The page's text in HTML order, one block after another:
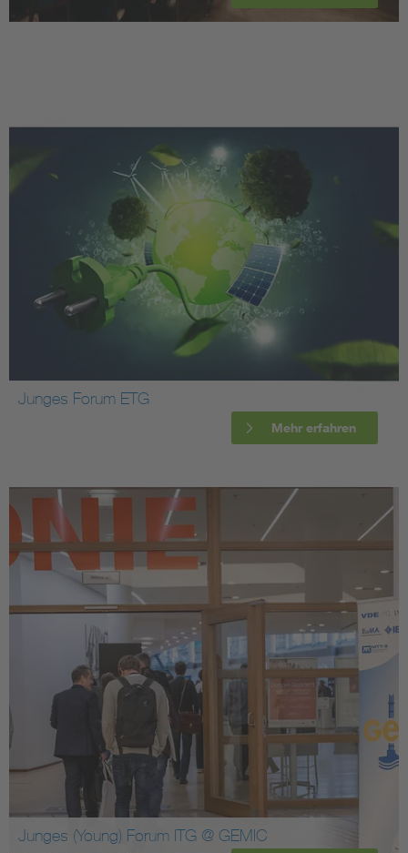
Junges Forum ETG
Mehr erfahren
Junges (Young) Forum ITG @ GEMIC